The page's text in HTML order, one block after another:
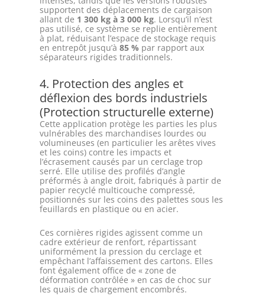
supportent des déplacements de cargaison
allant de 1 300 kg à 3 000 kg. Lorsqu’il n’est
pas utilisé, ce système se replie entièrement
à plat, réduisant l’espace de stockage requis
en entrepôt jusqu’à 85 % par rapport aux
séparateurs rigides traditionnels.
4. Protection des angles et
déflexion des bords industriels
(Protection structurelle externe)
Cette application protège les parties les plus
vulnérables des marchandises lourdes ou
volumineuses (en particulier les arêtes vives
et les coins) contre les impacts et
l’écrasement causés par un cerclage trop
serré. Elle utilise des profilés d’angle
préformés à angle droit, fabriqués à partir de
papier recyclé multicouche compressé,
positionnés sur les coins des palettes sous les
feuillards en plastique ou en acier.
Ces cornières rigides agissent comme un
cadre extérieur de renfort, répartissant
uniformément la pression du cerclage et
empêchant l’affaissement des cartons. Elles
font également office de « zone de
déformation contrôlée » en cas de choc sur
les quais de chargement encombrés.